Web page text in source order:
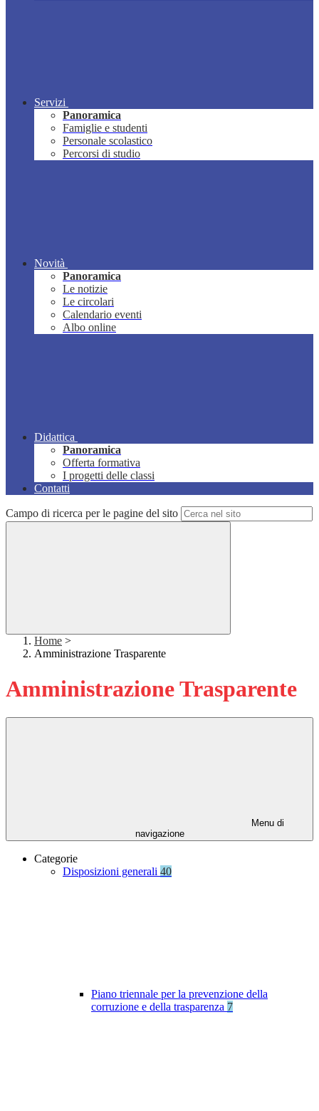
Servizi
Panoramica
Famiglie e studenti
Personale scolastico
Percorsi di studio
Novità
Panoramica
Le notizie
Le circolari
Calendario eventi
Albo online
Didattica
Panoramica
Offerta formativa
I progetti delle classi
Contatti
Campo di ricerca per le pagine del sito
Home >
Amministrazione Trasparente
Amministrazione Trasparente
Menu di
navigazione
Categorie
Disposizioni generali 40
Piano triennale per la prevenzione della
corruzione e della trasparenza 7